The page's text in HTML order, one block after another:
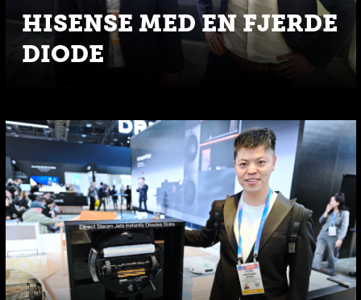
HISENSE MED EN FJERDE
DIODE